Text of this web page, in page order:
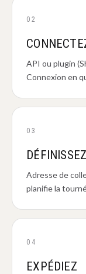
02
API ou plugin
Connexion en
03
Adresse de
planifie la
04
EXPÉDIEZ